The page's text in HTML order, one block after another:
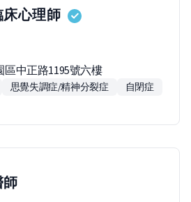
床心理師
區中正路1195號六樓
思覺失調症/精神分裂症
自閉症
師